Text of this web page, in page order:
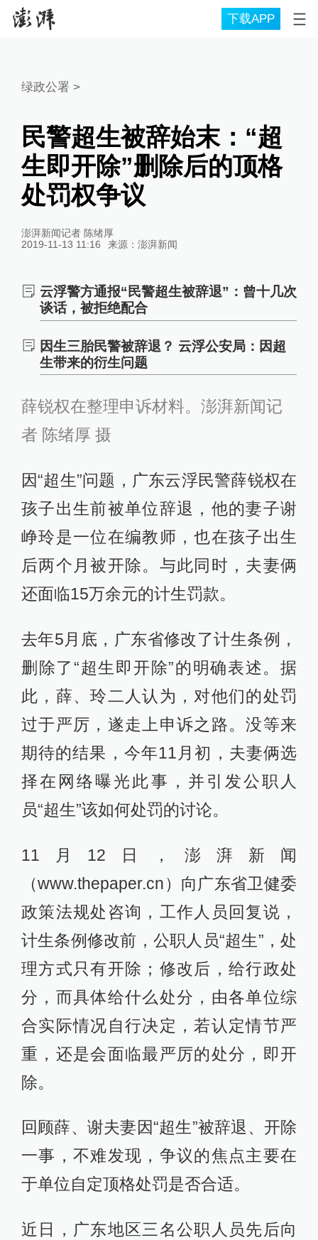
下载APP
绿政公署 >
民警超生被辞始末：“超
生即开除”删除后的顶格
处罚权争议
澎湃新闻记者 陈绪厚
2019-11-13 11:16
来源： 澎湃新闻
云浮警方通报“民警超生被辞退”：曾十几次
谈话，被拒绝配合
因生三胎民警被辞退？ 云浮公安局：因超
生带来的衍生问题
薛锐权在整理申诉材料。澎湃新闻记
者 陈绪厚 摄
因“超生”问题，广东云浮民警薛锐权在
孩子出生前被单位辞退，他的妻子谢
峥玲是一位在编教师，也在孩子出生
后两个月被开除。与此同时，夫妻俩
还面临15万余元的计生罚款。
去年5月底，广东省修改了计生条例，
删除了“超生即开除”的明确表述。据
此，薛、玲二人认为，对他们的处罚
过于严厉，遂走上申诉之路。没等来
期待的结果，今年11月初，夫妻俩选
择在网络曝光此事，并引发公职人
员“超生”该如何处罚的讨论。
11月12日，澎湃新闻
（www.thepaper.cn）向广东省卫健委
政策法规处咨询，工作人员回复说，
计生条例修改前，公职人员“超生”，处
理方式只有开除；修改后，给行政处
分，而具体给什么处分，由各单位综
合实际情况自行决定，若认定情节严
重，还是会面临最严厉的处分，即开
除。
回顾薛、谢夫妻因“超生”被辞退、开除
一事，不难发现，争议的焦点主要在
于单位自定顶格处罚是否合适。
近日，广东地区三名公职人员先后向